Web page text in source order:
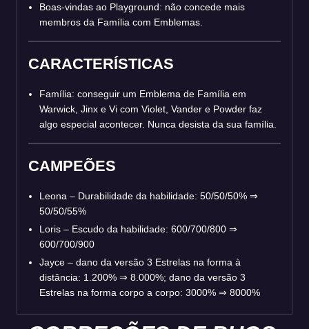
Boas-vindas ao Playground: não concede mais
membros da Família com Emblemas.
CARACTERÍSTICAS
Família: conseguir um Emblema de Família em
Warwick, Jinx e Vi com Violet, Vander e Powder faz
algo especial acontecer. Nunca desista da sua família.
CAMPEÕES
Leona – Durabilidade da habilidade: 50/50/50% ⇒
50/50/55%
Loris – Escudo da habilidade: 600/700/800 ⇒
600/700/900
Jayce – dano da versão 3 Estrelas na forma à
distância: 1.200% ⇒ 8.000%; dano da versão 3
Estrelas na forma corpo a corpo: 3000% ⇒ 8000%